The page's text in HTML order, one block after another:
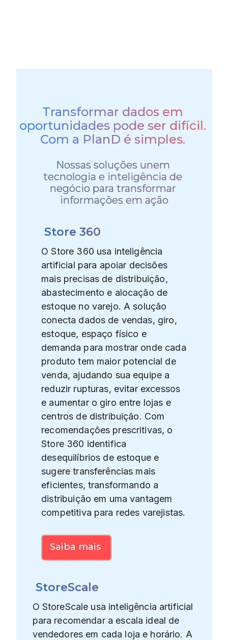
Transformar dados em
oportunidades pode ser difícil.
Com a PlanD é simples.
Nossas soluções unem
tecnologia e inteligência de
negócio para transformar
informações em ação
Store 360
O Store 360 usa inteligência
artificial para apoiar decisões
mais precisas de distribuição,
abastecimento e alocação de
estoque no varejo. A solução
conecta dados de vendas, giro,
estoque, espaço físico e
demanda para mostrar onde cada
produto tem maior potencial de
venda, ajudando sua equipe a
reduzir rupturas, evitar excessos
e aumentar o giro entre lojas e
centros de distribuição. Com
recomendações prescritivas, o
Store 360 identifica
desequilíbrios de estoque e
sugere transferências mais
eficientes, transformando a
distribuição em uma vantagem
competitiva para redes varejistas.
Saiba mais
StoreScale
O StoreScale usa inteligência artificial
para recomendar a escala ideal de
vendedores em cada loja e horário. A